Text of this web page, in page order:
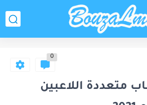
0
10 ألعاب متعددة اللاعبين